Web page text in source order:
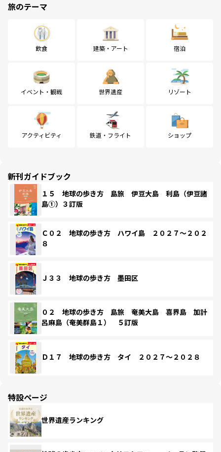
旅のテーマ
飲食 建築・アート 宿泊
イベント・観戦 世界遺産 リゾート
アクティビティ 鉄道・フライト ショップ
新刊ガイドブック
１５ 地球の歩き方 島旅 伊豆大島 利島（伊豆諸
島①）３訂版
Ｃ０２ 地球の歩き方 ハワイ島 ２０２７～２０２
８
Ｊ３３ 地球の歩き方 墨田区
０２ 地球の歩き方 島旅 奄美大島 喜界島 加計
呂麻島（奄美群島１） ５訂版
Ｄ１７ 地球の歩き方 タイ ２０２７～２０２８
特設ページ
世界遺産ランキング